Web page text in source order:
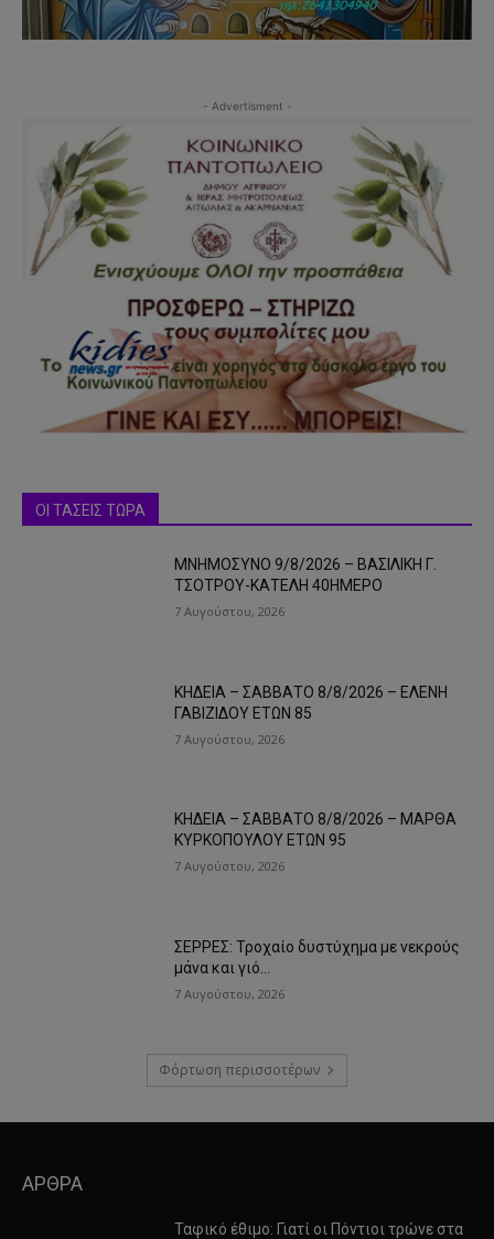
- Advertisment -
ΟΙ ΤΑΣΕΙΣ ΤΩΡΑ
ΜΝΗΜΟΣΥΝΟ 9/8/2026 – ΒΑΣΙΛΙΚΗ Γ.
ΤΣΟΤΡΟΥ-ΚΑΤΕΛΗ 40ΗΜΕΡΟ
7 Αυγούστου, 2026
ΚΗΔΕΙΑ – ΣΑΒΒΑΤΟ 8/8/2026 – ΕΛΕΝΗ
ΓΑΒΙΖΙΔΟΥ ΕΤΩΝ 85
7 Αυγούστου, 2026
ΚΗΔΕΙΑ – ΣΑΒΒΑΤΟ 8/8/2026 – ΜΑΡΘΑ
ΚΥΡΚΟΠΟΥΛΟΥ ΕΤΩΝ 95
7 Αυγούστου, 2026
ΣΕΡΡΕΣ: Τροχαίο δυστύχημα με νεκρούς
μάνα και γιό…
7 Αυγούστου, 2026
Φόρτωση περισσοτέρων
ΑΡΘΡΑ
Ταφικό έθιμο: Γιατί οι Πόντιοι τρώνε στα